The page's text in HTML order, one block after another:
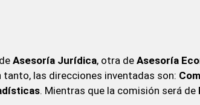
Asesoría Jurídica, otra de Asesoría
tanto, las direcciones inventadas son:
. Mientras que la comisión será de